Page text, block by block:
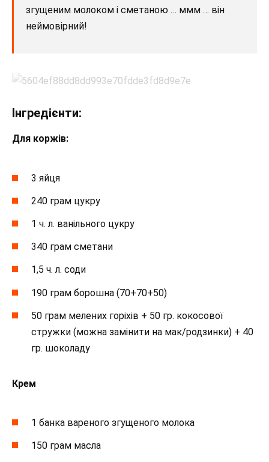
згущеним молоком і сметаною … ммм … він
неймовірний!
Інгредієнти:
Для коржів:
3 яйця
240 грам цукру
1 ч. л. ванільного цукру
340 грам сметани
1,5 ч. л. соди
190 грам борошна (70+70+50)
50 грам мелених горіхів + 50 гр. кокосової
стружки (можна замінити на мак/родзинки) + 40
гр. шоколаду
Крем
1 банка вареного згущеного молока
150 грам масла